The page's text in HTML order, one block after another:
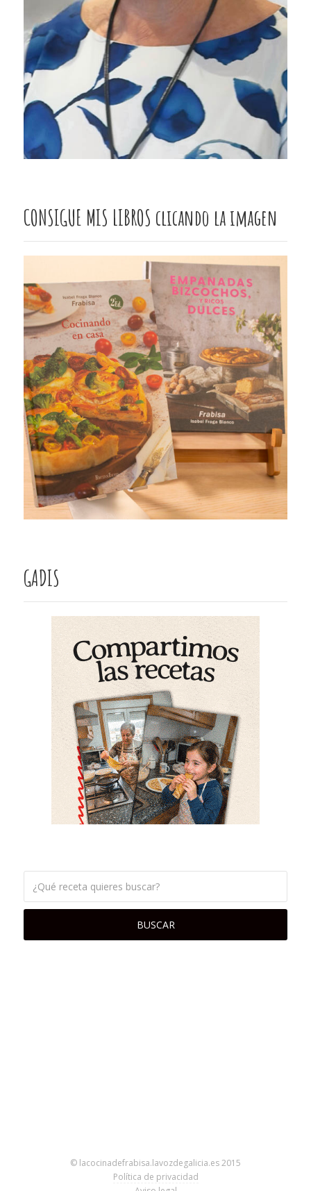
CONSIGUE MIS LIBROS clicando la imagen
GADIS
© lacocinadefrabisa.lavozdegalicia.es 2015
Política de privacidad